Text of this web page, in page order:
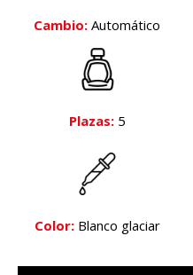
Cambio: Automático
Plazas:5
Color:Blanco glaciar